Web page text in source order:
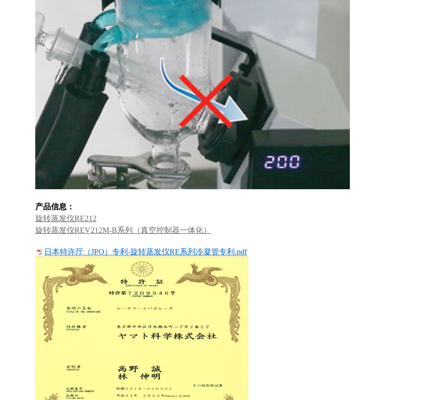
产品信息：
旋转蒸发仪RE212
旋转蒸发仪REV212M-B系列（真空控制器一体化）
日本特许厅（JPO）专利-旋转蒸发仪RE系列冷凝管专利.pdf